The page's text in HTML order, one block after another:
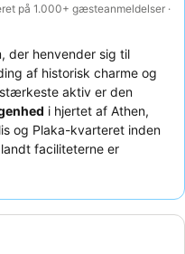
på 1.000+ gæsteanmeldelser ·
der henvender sig til
af historisk charme og
aktiv er den
i hjertet af Athen,
og Plaka-kvarteret inden
faciliteterne er
oplevelse kan du